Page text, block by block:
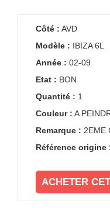
Côté : AVD
Modèle : IBIZA 6L
Année : 02-09
Etat : BON
Quantité : 1
Couleur : A
Remarque : 2EME
Référence origine
ACHETER